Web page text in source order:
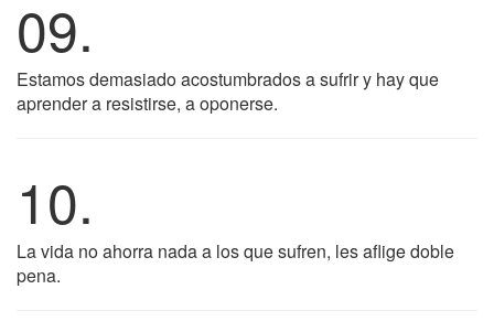
09.
Estamos demasiado acostumbrados a sufrir y hay que
aprender a resistirse, a oponerse.
10.
La vida no ahorra nada a los que sufren, les aflige doble
pena.